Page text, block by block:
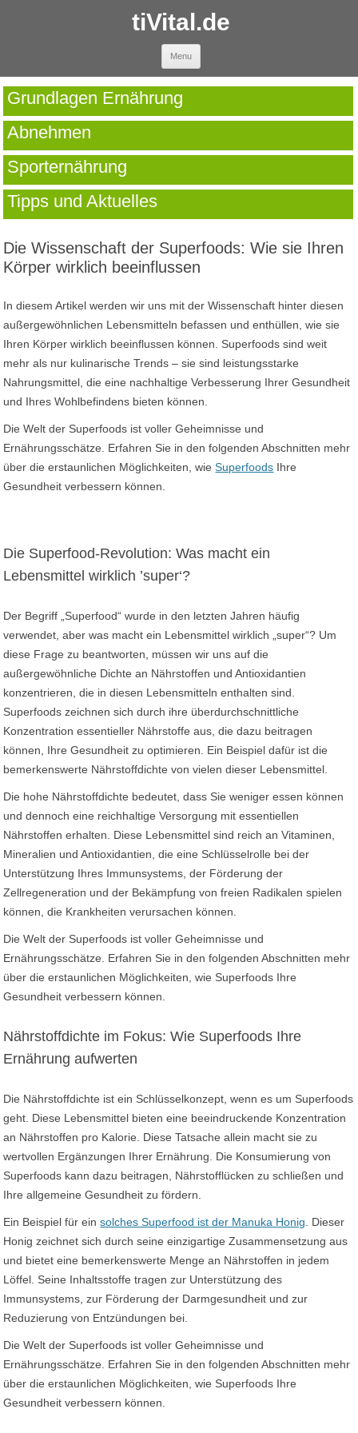
tiVital.de
Menu
Grundlagen Ernährung
Abnehmen
Sporternährung
Tipps und Aktuelles
Die Wissenschaft der Superfoods: Wie sie Ihren
Körper wirklich beeinflussen
In diesem Artikel werden wir uns mit der Wissenschaft hinter diesen
außergewöhnlichen Lebensmitteln befassen und enthüllen, wie sie
Ihren Körper wirklich beeinflussen können. Superfoods sind weit
mehr als nur kulinarische Trends – sie sind leistungsstarke
Nahrungsmittel, die eine nachhaltige Verbesserung Ihrer Gesundheit
und Ihres Wohlbefindens bieten können.
Die Welt der Superfoods ist voller Geheimnisse und
Ernährungsschätze. Erfahren Sie in den folgenden Abschnitten mehr
über die erstaunlichen Möglichkeiten, wieSuperfoods Ihre
Gesundheit verbessern können.
Die Superfood-Revolution: Was macht ein
Lebensmittel wirklich ’super‘?
Der Begriff „Superfood“ wurde in den letzten Jahren häufig
verwendet, aber was macht ein Lebensmittel wirklich „super“? Um
diese Frage zu beantworten, müssen wir uns auf die
außergewöhnliche Dichte an Nährstoffen und Antioxidantien
konzentrieren, die in diesen Lebensmitteln enthalten sind.
Superfoods zeichnen sich durch ihre überdurchschnittliche
Konzentration essentieller Nährstoffe aus, die dazu beitragen
können, Ihre Gesundheit zu optimieren. Ein Beispiel dafür ist die
bemerkenswerte Nährstoffdichte von vielen dieser Lebensmittel.
Die hohe Nährstoffdichte bedeutet, dass Sie weniger essen können
und dennoch eine reichhaltige Versorgung mit essentiellen
Nährstoffen erhalten. Diese Lebensmittel sind reich an Vitaminen,
Mineralien und Antioxidantien, die eine Schlüsselrolle bei der
Unterstützung Ihres Immunsystems, der Förderung der
Zellregeneration und der Bekämpfung von freien Radikalen spielen
können, die Krankheiten verursachen können.
Die Welt der Superfoods ist voller Geheimnisse und
Ernährungsschätze. Erfahren Sie in den folgenden Abschnitten mehr
über die erstaunlichen Möglichkeiten, wie Superfoods Ihre
Gesundheit verbessern können.
Nährstoffdichte im Fokus: Wie Superfoods Ihre
Ernährung aufwerten
Die Nährstoffdichte ist ein Schlüsselkonzept, wenn es um Superfoods
geht. Diese Lebensmittel bieten eine beeindruckende Konzentration
an Nährstoffen pro Kalorie. Diese Tatsache allein macht sie zu
wertvollen Ergänzungen Ihrer Ernährung. Die Konsumierung von
Superfoods kann dazu beitragen, Nährstofflücken zu schließen und
Ihre allgemeine Gesundheit zu fördern.
Ein Beispiel für einsolches Superfood ist der Manuka Honig . Dieser
Honig zeichnet sich durch seine einzigartige Zusammensetzung aus
und bietet eine bemerkenswerte Menge an Nährstoffen in jedem
Löffel. Seine Inhaltsstoffe tragen zur Unterstützung des
Immunsystems, zur Förderung der Darmgesundheit und zur
Reduzierung von Entzündungen bei.
Die Welt der Superfoods ist voller Geheimnisse und
Ernährungsschätze. Erfahren Sie in den folgenden Abschnitten mehr
über die erstaunlichen Möglichkeiten, wie Superfoods Ihre
Gesundheit verbessern können.